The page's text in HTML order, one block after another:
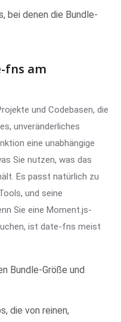
bei denen die Bundle-
fns am
und Codebasen, die
unveränderliches
eine unabhängige
Sie nutzen, was das
Es passt natürlich zu
und seine
Sie eine Moment.js-
ist date-fns meist
Bundle-Größe und
die von reinen,